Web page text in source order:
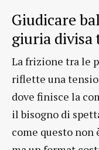
Giudicare
giuria divisa
La frizione tra le
riflette una
dove finisce la
il bisogno di
come questo non